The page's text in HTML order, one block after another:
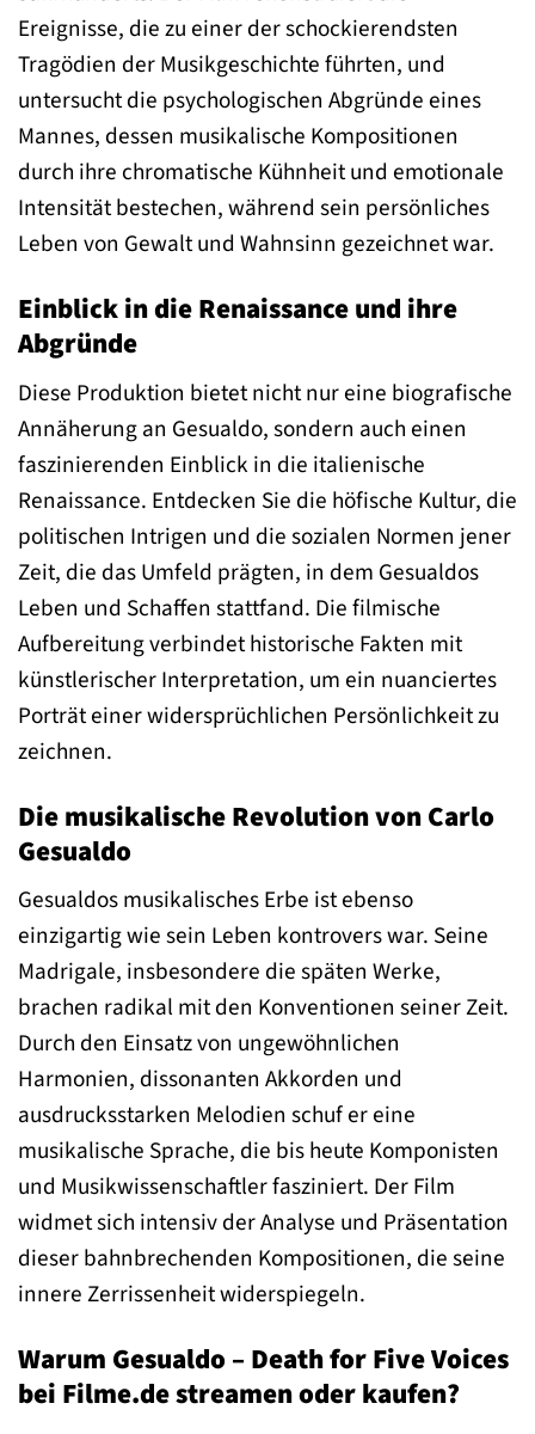
Ereignisse, die zu einer der schockierendsten
Tragödien der Musikgeschichte führten, und
untersucht die psychologischen Abgründe eines
Mannes, dessen musikalische Kompositionen
durch ihre chromatische Kühnheit und emotionale
Intensität bestechen, während sein persönliches
Leben von Gewalt und Wahnsinn gezeichnet war.
Einblick in die Renaissance und ihre
Abgründe
Diese Produktion bietet nicht nur eine biografische
Annäherung an Gesualdo, sondern auch einen
faszinierenden Einblick in die italienische
Renaissance. Entdecken Sie die höfische Kultur, die
politischen Intrigen und die sozialen Normen jener
Zeit, die das Umfeld prägten, in dem Gesualdos
Leben und Schaffen stattfand. Die filmische
Aufbereitung verbindet historische Fakten mit
künstlerischer Interpretation, um ein nuanciertes
Porträt einer widersprüchlichen Persönlichkeit zu
zeichnen.
Die musikalische Revolution von Carlo
Gesualdo
Gesualdos musikalisches Erbe ist ebenso
einzigartig wie sein Leben kontrovers war. Seine
Madrigale, insbesondere die späten Werke,
brachen radikal mit den Konventionen seiner Zeit.
Durch den Einsatz von ungewöhnlichen
Harmonien, dissonanten Akkorden und
ausdrucksstarken Melodien schuf er eine
musikalische Sprache, die bis heute Komponisten
und Musikwissenschaftler fasziniert. Der Film
widmet sich intensiv der Analyse und Präsentation
dieser bahnbrechenden Kompositionen, die seine
innere Zerrissenheit widerspiegeln.
Warum Gesualdo – Death for Five Voices
bei Filme.de streamen oder kaufen?